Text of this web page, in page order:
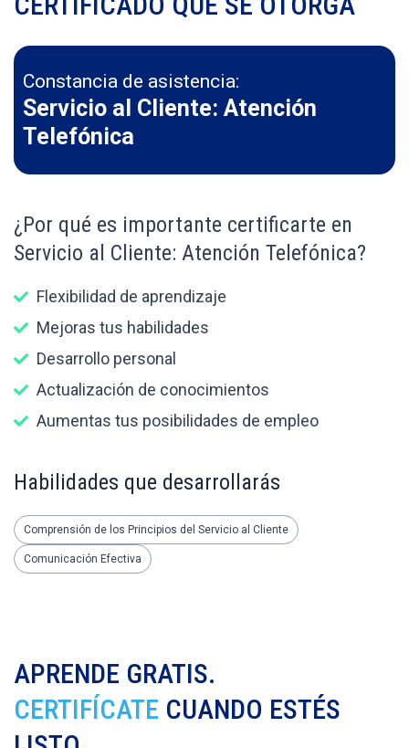
Constancia de asistencia:
Servicio al Cliente: Atención
Telefónica
¿Por qué es importante certificarte en
Servicio al Cliente: Atención Telefónica?
Flexibilidad de aprendizaje
Mejoras tus habilidades
Desarrollo personal
Actualización de conocimientos
Aumentas tus posibilidades de empleo
Habilidades que desarrollarás
Comprensión de los Principios del Servicio al Cliente
Comunicación Efectiva
APRENDE GRATIS.
CERTIFÍCATE CUANDO ESTÉS